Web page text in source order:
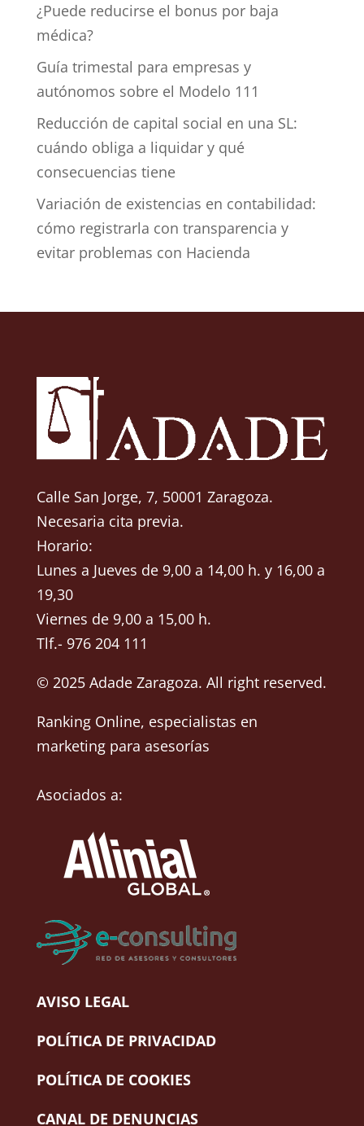
¿Puede reducirse el bonus por baja
médica?
Guía trimestal para empresas y
autónomos sobre el Modelo 111
Reducción de capital social en una SL:
cuándo obliga a liquidar y qué
consecuencias tiene
Variación de existencias en contabilidad:
cómo registrarla con transparencia y
evitar problemas con Hacienda
Calle San Jorge, 7, 50001 Zaragoza.
Necesaria cita previa.
Horario:
Lunes a Jueves de 9,00 a 14,00 h. y 16,00 a
19,30
Viernes de 9,00 a 15,00 h.
Tlf.- 976 204 111
© 2025 Adade Zaragoza. All right reserved.
Ranking Online, especialistas en
marketing para asesorías
Asociados a:
AVISO LEGAL
POLÍTICA DE PRIVACIDAD
POLÍTICA DE COOKIES
CANAL DE DENUNCIAS